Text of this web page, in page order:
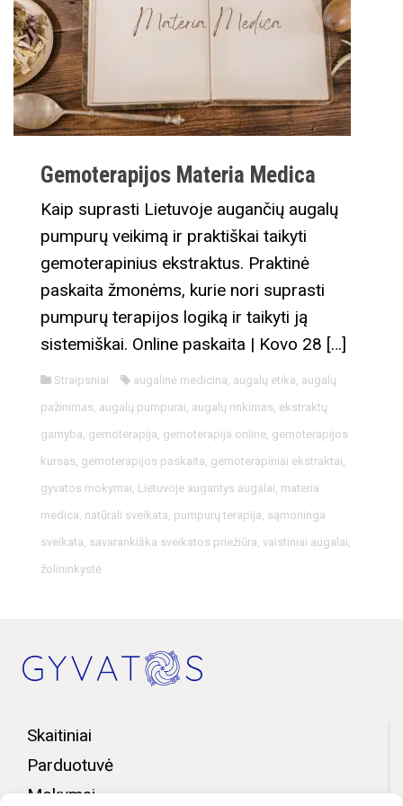
Gemoterapijos Materia Medica
Kaip suprasti Lietuvoje augančių augalų
pumpurų veikimą ir praktiškai taikyti
gemoterapinius ekstraktus. Praktinė
paskaita žmonėms, kurie nori suprasti
pumpurų terapijos logiką ir taikyti ją
sistemiškai. Online paskaita | Kovo 28 […]
Straipsniai augalinė medicina, augalų etika, augalų
pažinimas, augalų pumpurai, augalų rinkimas, ekstraktų
gamyba, gemoterapija, gemoterapija online, gemoterapijos
kursas, gemoterapijos paskaita, gemoterapiniai ekstraktai,
gyvatos mokymai, Lietuvoje augantys augalai, materia
medica, natūrali sveikata, pumpurų terapija, sąmoninga
sveikata, savarankiška sveikatos priežiūra, vaistiniai augalai,
žolininkystė
Skaitiniai
Parduotuvė
Mokymai